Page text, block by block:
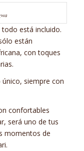
todo está incluido.
están
con toques
siempre con
confortables
será uno de tus
momentos de